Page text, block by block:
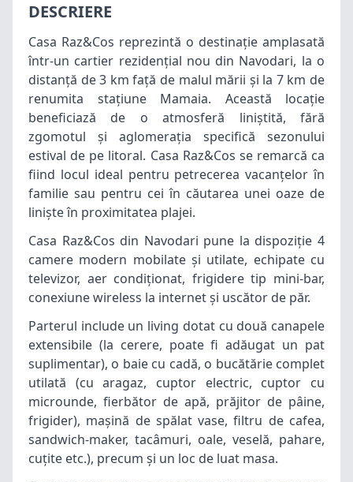
DESCRIERE
Casa Raz&Cos reprezintă o destinație amplasată
într-un cartier rezidențial nou din Navodari, la o
distanță de 3 km față de malul mării și la 7 km de
renumita stațiune Mamaia. Această locație
beneficiază de o atmosferă liniștită, fără
zgomotul și aglomerația specifică sezonului
estival de pe litoral. Casa Raz&Cos se remarcă ca
fiind locul ideal pentru petrecerea vacanțelor în
familie sau pentru cei în căutarea unei oaze de
liniște în proximitatea plajei.
Casa Raz&Cos din Navodari pune la dispoziție 4
camere modern mobilate și utilate, echipate cu
televizor, aer condiționat, frigidere tip mini-bar,
conexiune wireless la internet și uscător de păr.
Parterul include un living dotat cu două canapele
extensibile (la cerere, poate fi adăugat un pat
suplimentar), o baie cu cadă, o bucătărie complet
utilată (cu aragaz, cuptor electric, cuptor cu
microunde, fierbător de apă, prăjitor de pâine,
frigider), mașină de spălat vase, filtru de cafea,
sandwich-maker, tacâmuri, oale, veselă, pahare,
cuțite etc.), precum și un loc de luat masa.